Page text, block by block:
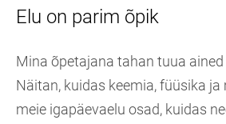
Elu on parim õpik
Mina õpetajana tahan tuua ained
Näitan, kuidas keemia, füüsika
meie igapäevaelu osad, kuidas